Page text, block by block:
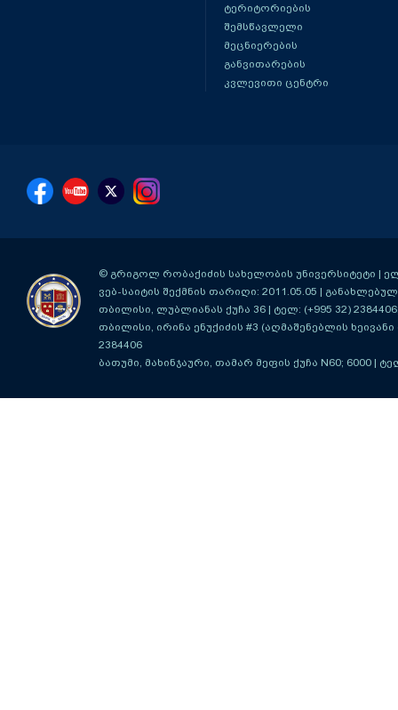
ტერიტორიების
შემსწავლელი
მეცნიერების
განვითარების
კვლევითი ცენტრი
© გრიგოლ რობაქიძის სახელობის უნივერსიტეტი |
ვებ-საიტის შექმნის თარიღი: 2011.05.05 |
თბილისი, ლუბლიანას ქუჩა 36 | ტელ: (+995 32)
თბილისი, ირინა ენუქიძის #3 (აღმაშენებლის ხეივანი
2384406
ბათუმი, მახინჯაური, თამარ მეფის ქუჩა N60; 6000 |